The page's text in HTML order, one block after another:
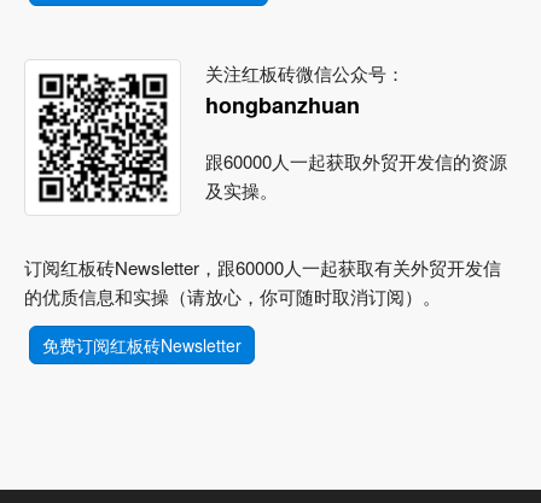
关注红板砖微信公众号：
hongbanzhuan
跟60000人一起获取外贸开发信的资源
及实操。
订阅红板砖Newsletter，跟60000人一起获取有关外贸开发信
的优质信息和实操（请放心，你可随时取消订阅）。
免费订阅红板砖Newsletter